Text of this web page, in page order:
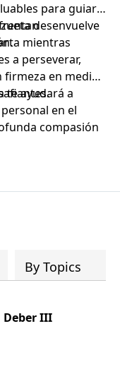
para guiar a
desenvuelve
mientras
a perseverar,
firmeza en medio
te ayudará a
en el
compasión
By Topics
Deber III